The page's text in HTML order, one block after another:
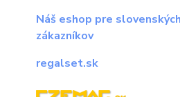
Náš eshop pre slovenských
zákazníkov
regalset.sk